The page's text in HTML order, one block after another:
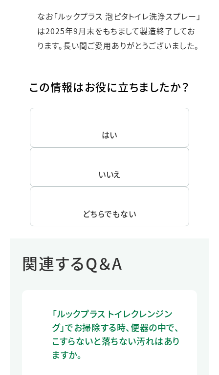
なお「ルックプラス 泡ピタトイレ洗浄スプレー」
は2025年9月末をもちまして製造終了してお
ります。長い間ご愛用ありがとうございました。
この情報はお役に立ちましたか？
はい
いいえ
どちらでもない
関連するQ＆A
「ルックプラス トイレクレンジン
グ」でお掃除する時、便器の中で、
こすらないと落ちない汚れはあり
ますか。